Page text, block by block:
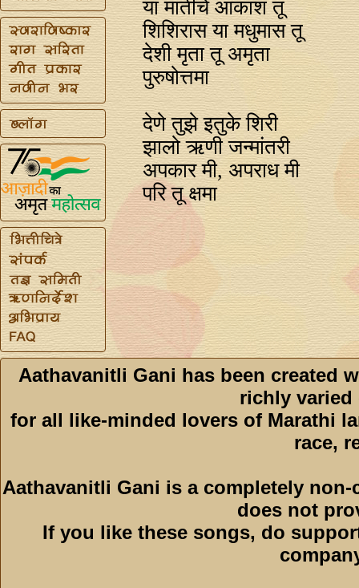
या मातीचे आकाश तू
शिशिरास या मधुमास तू
देशी मृता तू अमृता
पुरुषोत्तमा
देणे तुझे इतुके शिरी
झालो ऋणी जन्मांतरी
अपकार मी, अपराध मी
परि तू क्षमा
Aathavanitli Gani has been created
richly varied
for all like-minded lovers of Marathi
race,
Aathavanitli Gani is a completely
does not
If you like these songs, do